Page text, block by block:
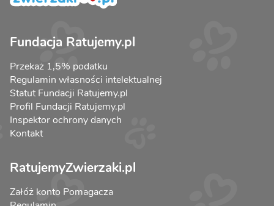
Fundacja Ratujemy.pl
Przekaż 1,5% podatku
Regulamin własności intelektualnej
Statut Fundacji Ratujemy.pl
Profil Fundacji Ratujemy.pl
Inspektor ochrony danych
Kontakt
RatujemyZwierzaki.pl
Załóż konto Pomagacza